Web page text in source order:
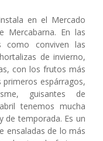
en el Mercado
Mercabarna. En las
como conviven las
de invierno,
con los frutos más
espárragos,
guisantes de
tenemos mucha
de temporada. Es un
ensaladas de lo más